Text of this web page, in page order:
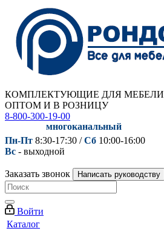
КОМПЛЕКТУЮЩИЕ ДЛЯ МЕБЕЛИ
ОПТОМ И В РОЗНИЦУ
8-800-300-19-00
многоканальный
Пн-Пт 8:30-17:30 /Сб 10:00-16:00
Вс - выходной
Заказать звонок Написать руководству
Войти
Каталог